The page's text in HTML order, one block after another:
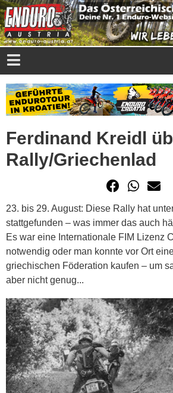
Ferdinand Kreidl
Rally/Griechenlad
23. bis 29. August: Diese Rally hat
stattgefunden – was immer das auch
Es war eine Internationale FIM Lizenz
notwendig oder man konnte vor Ort
griechischen Föderation kaufen – um
aber nicht genug...